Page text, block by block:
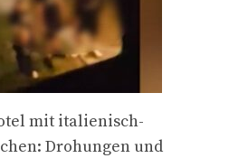
mit italienisch-
Drohungen und